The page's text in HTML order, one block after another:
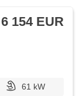
6 154 EUR
61 kW